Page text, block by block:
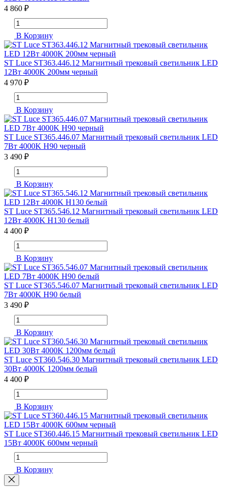
4 860 ₽
В Корзину
ST Luce ST363.446.12 Магнитный трековый светильник LED
12Вт 4000K 200мм черный
4 970 ₽
В Корзину
ST Luce ST365.446.07 Магнитный трековый светильник LED
7Вт 4000K H90 черный
3 490 ₽
В Корзину
ST Luce ST365.546.12 Магнитный трековый светильник LED
12Вт 4000K H130 белый
4 400 ₽
В Корзину
ST Luce ST365.546.07 Магнитный трековый светильник LED
7Вт 4000K H90 белый
3 490 ₽
В Корзину
ST Luce ST360.546.30 Магнитный трековый светильник LED
30Вт 4000K 1200мм белый
4 400 ₽
В Корзину
ST Luce ST360.446.15 Магнитный трековый светильник LED
15Вт 4000K 600мм черный
В Корзину